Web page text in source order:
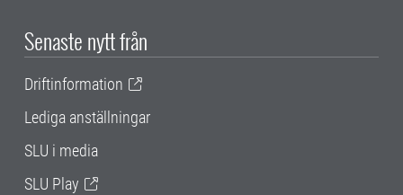
Senaste nytt från
Driftinformation
Lediga anställningar
SLU i media
SLU Play